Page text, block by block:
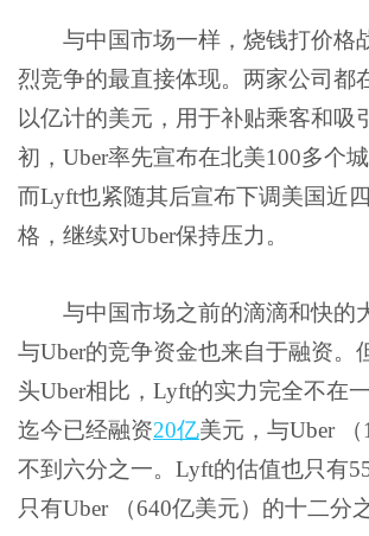
与中国市场一样，烧钱打价格
烈竞争的最直接体现。两家公司都
以亿计的美元，用于补贴乘客和吸
初，Uber率先宣布在北美100多个
而Lyft也紧随其后宣布下调美国近
格，继续对Uber保持压力。
与中国市场之前的滴滴和快的
与Uber的竞争资金也来自于融资。
头Uber相比，Lyft的实力完全不在
迄今已经融资20亿美元，与Uber
不到六分之一。Lyft的估值也只有
只有Uber （640亿美元）的十二分